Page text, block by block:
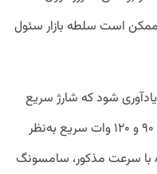
ممکن است سلطه بازار سئول
یادآوری شود که شارژ سریع
۴۵ واتی، شاید در نگاه اول درمقابل ۶۷، ۹۰ و ۱۲۰ وات سریع به‌نظر
نرسد اما درصورت رونمایی گلکسی A56 با سرعت مذکور، سامسونگ